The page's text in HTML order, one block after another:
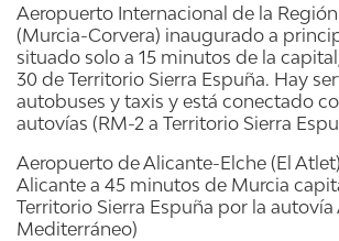
Aeropuerto Internacional de la
(Murcia-Corvera) inaugurado a
situado solo a 15 minutos de la
30 de Territorio Sierra Espuña. Hay
autobuses y taxis y está conectado
autovías (RM-2 a Territorio Sierra
Aeropuerto de Alicante-Elche (El
Alicante a 45 minutos de Murcia
Territorio Sierra Espuña por la
Mediterráneo)